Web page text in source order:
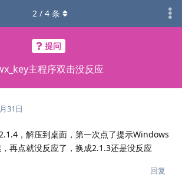
提问
主程序双击没反应
2 / 4 条
31日
，解压到桌面，第一次点了提示Windows
再点就没反应了，换成2.1.3还是没反应
回复